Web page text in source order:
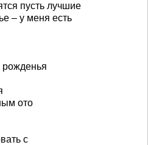
пусть лучшие
– у меня есть
ото
с